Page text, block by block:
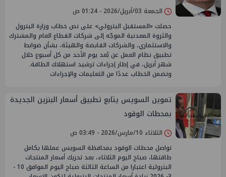
الجمعة 03/أبريل/2026 - 01:24 ص
حصلت «المستقبل البترولي» على نص خطاب وزارة البترول
والثروة المعدنية الموجّه إلى شركات القطاع العام والمشترك
والاستثماري، والشركات القابضة والهيئة، بشأن ضوابط
تطبيق نظام العمل عن بُعد يوم الأحد من كل أسبوع خلال
شهر أبريل، في إطار إجراءات ترشيد استهلاك الطاقة.
وتضمن الخطاب عددًا من التعليمات والإجراءات
تموين السويس يتابع تطبيق أسعار البنزين الجديدة
بمحطات الوقود
الثلاثاء 10/مارس/2026 - 03:49 ص
تواصل محطات الوقود بمحافظة السويس عملها بكامل
طاقتها، صباح اليوم الثلاثاء، بعد تحريك أسعار المنتجات
البترولية اعتبارا من الساعة الثالثة صباح اليوم الموافق 10 -